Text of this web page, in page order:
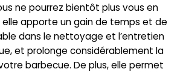
ne pourrez bientôt plus vous en
elle apporte un gain de temps et de
dans le nettoyage et l’entretien
et prolonge considérablement la
barbecue. De plus, elle permet